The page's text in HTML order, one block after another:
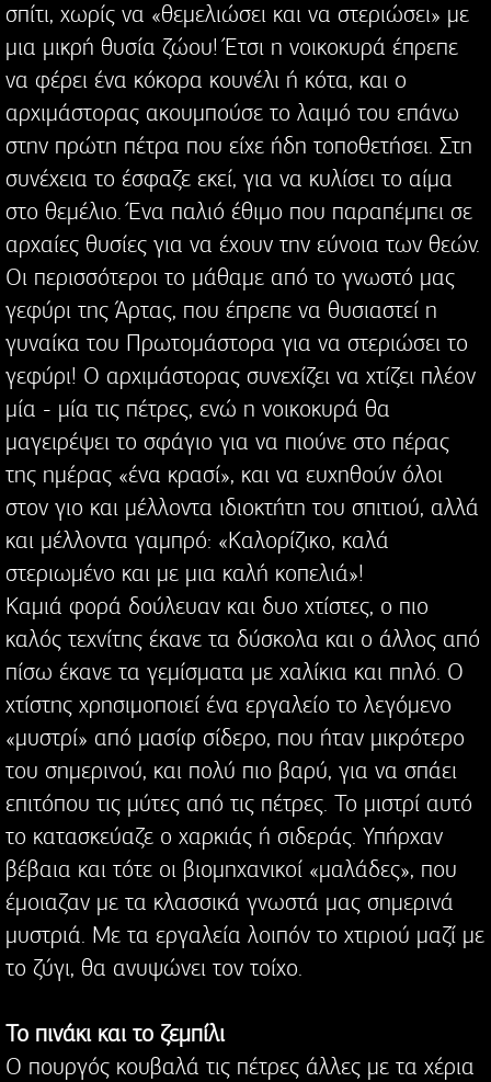
σπίτι, χωρίς να «θεμελιώσει και να στεριώσει» με
μια μικρή θυσία ζώου! Έτσι η νοικοκυρά έπρεπε
να φέρει ένα κόκορα κουνέλι ή κότα, και ο
αρχιμάστορας ακουμπούσε το λαιμό του επάνω
στην πρώτη πέτρα που είχε ήδη τοποθετήσει. Στη
συνέχεια το έσφαζε εκεί, για να κυλίσει το αίμα
στο θεμέλιο. Ένα παλιό έθιμο που παραπέμπει σε
αρχαίες θυσίες για να έχουν την εύνοια των θεών.
Οι περισσότεροι το μάθαμε από το γνωστό μας
γεφύρι της Άρτας, που έπρεπε να θυσιαστεί η
γυναίκα του Πρωτομάστορα για να στεριώσει το
γεφύρι! Ο αρχιμάστορας συνεχίζει να χτίζει πλέον
μία - μία τις πέτρες, ενώ η νοικοκυρά θα
μαγειρέψει το σφάγιο για να πιούνε στο πέρας
της ημέρας «ένα κρασί», και να ευχηθούν όλοι
στον γιο και μέλλοντα ιδιοκτήτη του σπιτιού, αλλά
και μέλλοντα γαμπρό: «Καλορίζικο, καλά
στεριωμένο και με μια καλή κοπελιά»!
Καμιά φορά δούλευαν και δυο χτίστες, ο πιο
καλός τεχνίτης έκανε τα δύσκολα και ο άλλος από
πίσω έκανε τα γεμίσματα με χαλίκια και πηλό. Ο
χτίστης χρησιμοποιεί ένα εργαλείο το λεγόμενο
«μυστρί» από μασίφ σίδερο, που ήταν μικρότερο
του σημερινού, και πολύ πιο βαρύ, για να σπάει
επιτόπου τις μύτες από τις πέτρες. Το μιστρί αυτό
το κατασκεύαζε ο χαρκιάς ή σιδεράς. Υπήρχαν
βέβαια και τότε οι βιομηχανικοί «μαλάδες», που
έμοιαζαν με τα κλασσικά γνωστά μας σημερινά
μυστριά. Με τα εργαλεία λοιπόν το χτιριού μαζί με
το ζύγι, θα ανυψώνει τον τοίχο.
Το πινάκι και το ζεμπίλι
Ο πουργός κουβαλά τις πέτρες άλλες με τα χέρια